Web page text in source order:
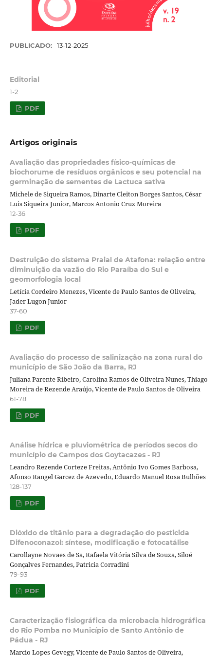
PUBLICADO: 13-12-2025
Editorial
1-2
PDF
Artigos originais
Avaliação das propriedades físico-químicas de
biochorume de resíduos orgânicos e seu potencial na
germinação de sementes de Lactuca sativa
Michele de Siqueira Ramos, Dinarte Cleiton Borges Santos, César
Luis Siqueira Junior, Marcos Antonio Cruz Moreira
12-36
PDF
Destruição do sistema Praial de Atafona: relação entre
diminuição da vazão do Rio Paraíba do Sul e
geomorfologia local
Letícia Cordeiro Menezes, Vicente de Paulo Santos de Oliveira,
Jader Lugon Junior
37-60
PDF
Avaliação do processo de salinização na zona rural do
município de São João da Barra, RJ
Juliana Parente Ribeiro, Carolina Ramos de Oliveira Nunes, Thiago
Moreira de Rezende Araújo, Vicente de Paulo Santos de Oliveira
61-78
PDF
Análise hídrica e pluviométrica de períodos secos do
município de Campos dos Goytacazes - RJ
Leandro Rezende Corteze Freitas, Antônio Ivo Gomes Barbosa,
Afonso Rangel Garcez de Azevedo, Eduardo Manuel Rosa Bulhões
128-137
PDF
Dióxido de titânio para a degradação do pesticida
Difenoconazol: síntese, modificação e fotocatálise
Carollayne Novaes de Sa, Rafaela Vitória Silva de Souza, Siloé
Gonçalves Fernandes, Patricia Corradini
79-93
PDF
Caracterização fisiográfica da microbacia hidrográfica
do Rio Pomba no Município de Santo Antônio de
Pádua - RJ
Marcio Lopes Gevegy, Vicente de Paulo Santos de Oliveira,